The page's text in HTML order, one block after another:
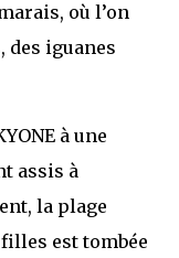
où l’on
des iguanes
à une
assis à
la plage
est tombée